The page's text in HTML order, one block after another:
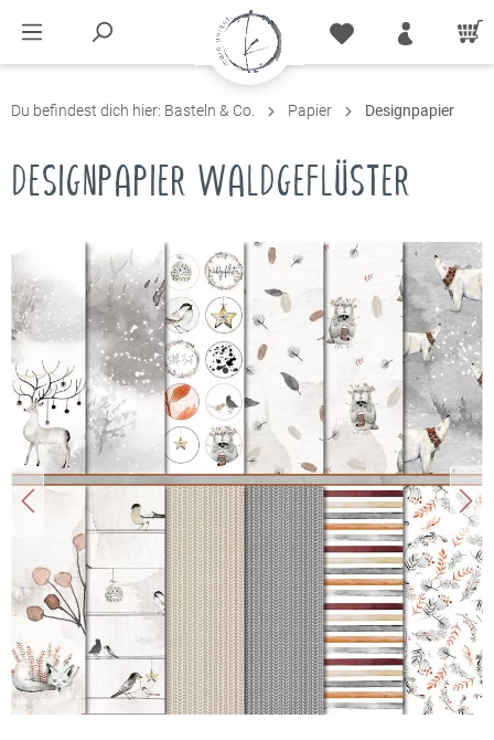
Du befindest dich hier: Basteln & Co. Papier Designpapier
DESIGNPAPIER WALDGEFLÜSTER